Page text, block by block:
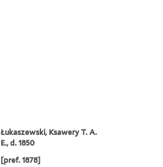
Łukaszewski, Ksawery T. A.
E., d. 1850
[pref. 1878]